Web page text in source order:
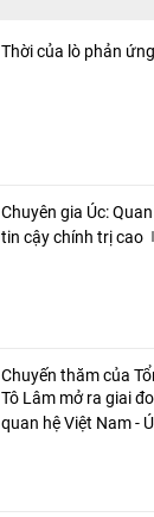
Thời của lò phản
Chuyên gia Úc:
tin cậy chính trị cao
Chuyến thăm của
Tô Lâm mở ra giai
quan hệ Việt Nam -